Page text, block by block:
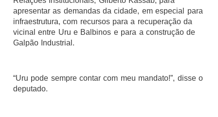
apresentar as demandas da cidade, em especial para
infraestrutura, com recursos para a recuperação da
vicinal entre Uru e Balbinos e para a construção de
Galpão Industrial.
“Uru pode sempre contar com meu mandato!”, disse o
deputado.